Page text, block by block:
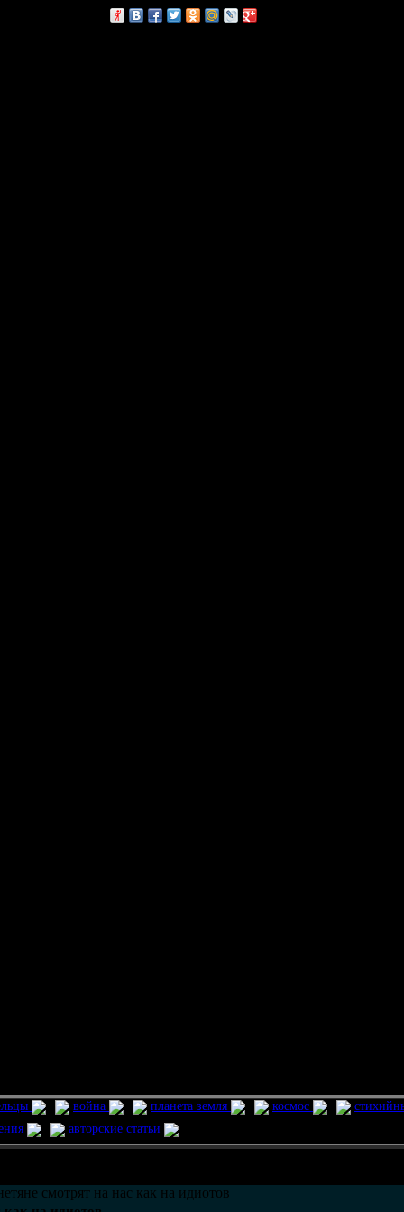
война планета земля космос
авторские статьи
смотрят на нас как на идиотов